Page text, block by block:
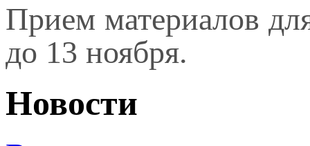
Прием материалов
до 13 ноября.
Новости